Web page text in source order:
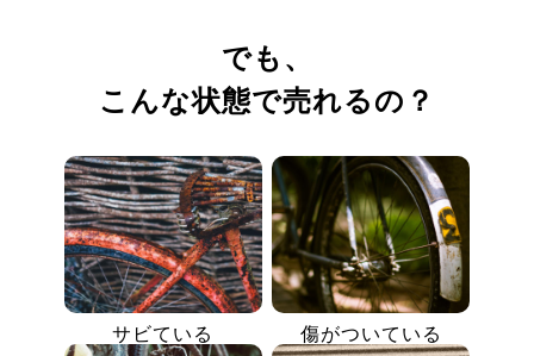
でも、
こんな状態で売れるの？
サビている 傷がついている